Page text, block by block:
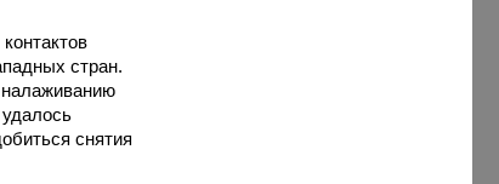
стран.
налаживанию
снятия